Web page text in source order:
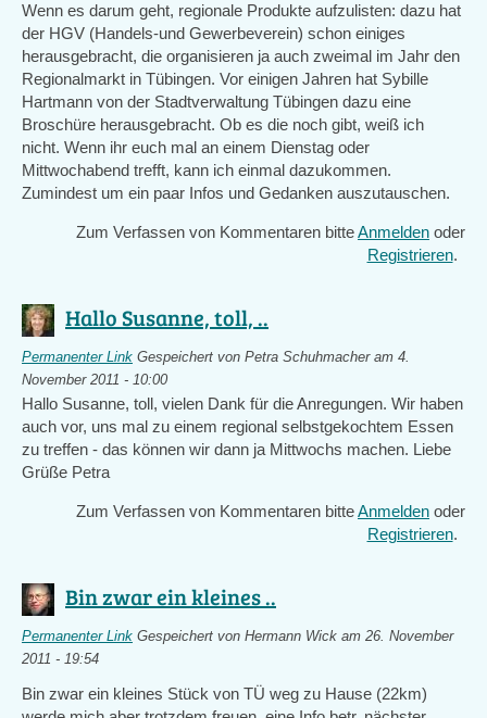
Wenn es darum geht, regionale Produkte aufzulisten: dazu hat
der HGV (Handels-und Gewerbeverein) schon einiges
herausgebracht, die organisieren ja auch zweimal im Jahr den
Regionalmarkt in Tübingen. Vor einigen Jahren hat Sybille
Hartmann von der Stadtverwaltung Tübingen dazu eine
Broschüre herausgebracht. Ob es die noch gibt, weiß ich
nicht. Wenn ihr euch mal an einem Dienstag oder
Mittwochabend trefft, kann ich einmal dazukommen.
Zumindest um ein paar Infos und Gedanken auszutauschen.
Zum Verfassen von Kommentaren bitteAnmelden oder
Registrieren.
Hallo Susanne, toll, ..
Permanenter Link Gespeichert von Petra Schuhmacheram 4.
November 2011 - 10:00
Hallo Susanne, toll, vielen Dank für die Anregungen. Wir haben
auch vor, uns mal zu einem regional selbstgekochtem Essen
zu treffen - das können wir dann ja Mittwochs machen. Liebe
Grüße Petra
Zum Verfassen von Kommentaren bitteAnmelden oder
Registrieren.
Bin zwar ein kleines ..
Permanenter Link Gespeichert von Hermann Wick am 26. November
2011 - 19:54
Bin zwar ein kleines Stück von TÜ weg zu Hause (22km)